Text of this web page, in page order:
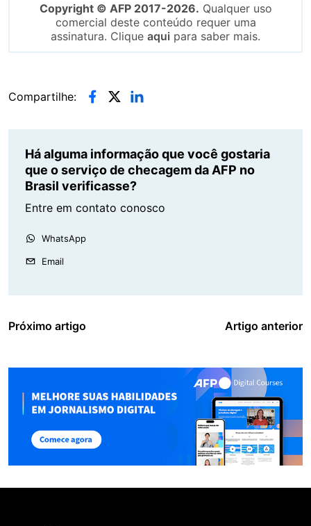
Copyright © AFP 2017-2026. Qualquer uso
comercial deste conteúdo requer uma
assinatura. Clique aqui para saber mais.
Compartilhe:
Há alguma informação que você gostaria
que o serviço de checagem da AFP no
Brasil verificasse?
Entre em contato conosco
WhatsApp
Email
Próximo artigo Artigo anterior